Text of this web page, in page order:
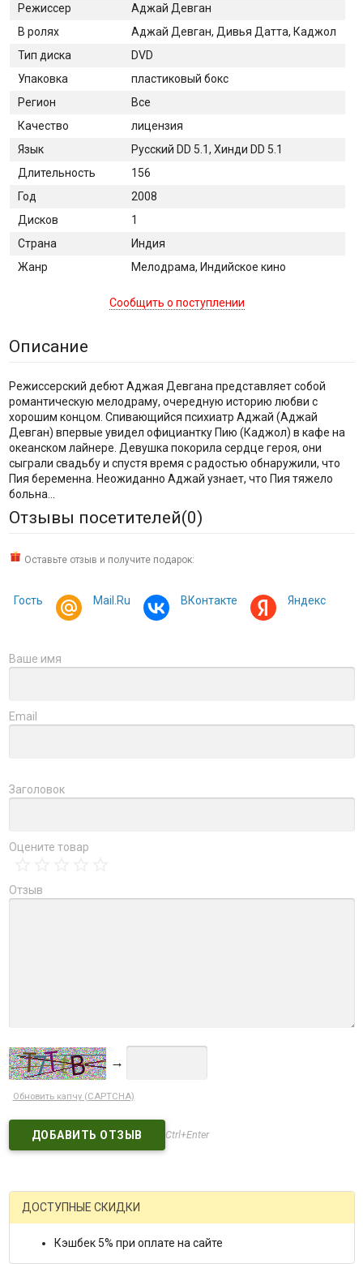
Режиссер
Аджай Девган
В ролях
Аджай Девган, Дивья Датта, Каджол
Тип диска
DVD
Упаковка
пластиковый бокс
Регион
Все
Качество
лицензия
Язык
Русский DD 5.1, Хинди DD 5.1
Длительность
156
Год
2008
Дисков
1
Страна
Индия
Жанр
Мелодрама, Индийское кино
Сообщить о поступлении
Описание
Режиссерский дебют Аджая Девгана представляет собой
романтическую мелодраму, очередную историю любви с
хорошим концом. Спивающийся психиатр Аджай (Аджай
Девган) впервые увидел официантку Пию (Каджол) в кафе на
океанском лайнере. Девушка покорила сердце героя, они
сыграли свадьбу и спустя время с радостью обнаружили, что
Пия беременна. Неожиданно Аджай узнает, что Пия тяжело
больна…
Отзывы посетителей(0)
Оставьте отзыв и получите подарок:
Гость Mail.Ru ВКонтакте Яндекс
Ваше имя
Email
Заголовок
Оцените товар
Отзыв
→
Обновить капчу (CAPTCHA)
Ctrl+Enter
ДОСТУПНЫЕ СКИДКИ
Кэшбек 5% при оплате на сайте